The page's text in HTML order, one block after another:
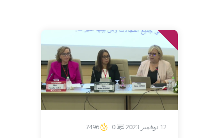
12 نوفمبر 2023 0
7496